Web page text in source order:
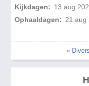
Kijkdagen: 13 aug
Ophaaldagen: 21 aug
«